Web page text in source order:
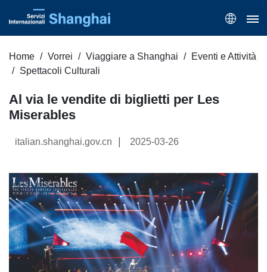
Home Vorrei Viaggiare a Shanghai
Eventi e Attività
Spettacoli Culturali
Al via le vendite di biglietti per Les
Miserables
italian.shanghai.gov.cn | 2025-03-26